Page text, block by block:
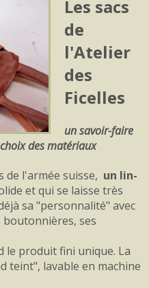
Les sacs
de
l'Atelier
des
Ficelles
un savoir-faire
des matériaux
de l'armée suisse, un lin-
et qui se laisse très
sa "personnalité" avec
ses
le produit fini unique. La
teint", lavable en machine